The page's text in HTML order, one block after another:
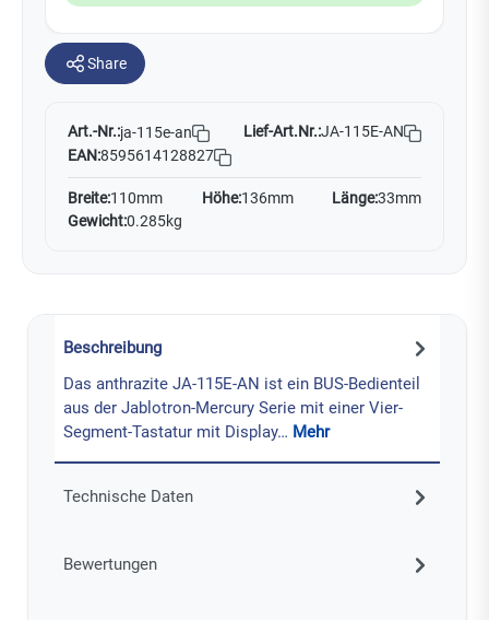
Share
Art.-Nr.:ja-115e-an Lief-Art.Nr.:JA-115E-AN
EAN:8595614128827
Breite:110mm Höhe:136mm Länge:33mm
Gewicht:0.285kg
Beschreibung
Das anthrazite JA-115E-AN ist ein BUS-Bedienteil
aus der Jablotron-Mercury Serie mit einer Vier-
Segment-Tastatur mit Display… Mehr
Technische Daten
Bewertungen